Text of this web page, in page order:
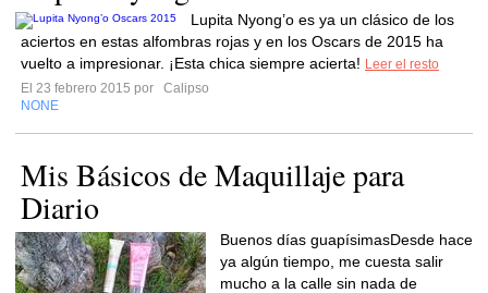
Lupita Nyong’o es ya un clásico de los
aciertos en estas alfombras rojas y en los Oscars de 2015 ha
vuelto a impresionar. ¡Esta chica siempre acierta! Leer el resto
El 23 febrero 2015 por
Calipso
NONE
Mis Básicos de Maquillaje para
Diario
Buenos días guapísimasDesde hace
ya algún tiempo, me cuesta salir
mucho a la calle sin nada de